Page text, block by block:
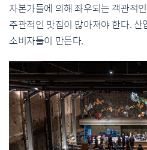
자본가들에 의해 좌우되는 객관적
주관적인 맛집이 많아져야 한다. 산
소비자들이 만든다.